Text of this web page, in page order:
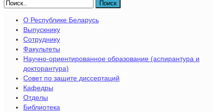
Поиск
О Республике Беларусь
Выпускнику
Сотруднику
Факультеты
Научно-ориентированное образование (аспирантура и
докторантура)
Совет по защите диссертаций
Кафедры
Отделы
Библиотека